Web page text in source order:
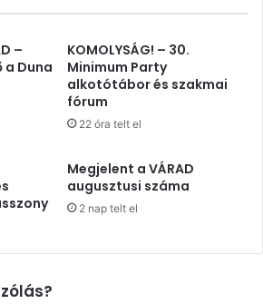
–
a Duna
KOMOLYSÁG! – 30.
Minimum Party
alkotótábor és szakmai
fórum
22 óra telt el
Megjelent a VÁRAD
augusztusi száma
2 nap telt el